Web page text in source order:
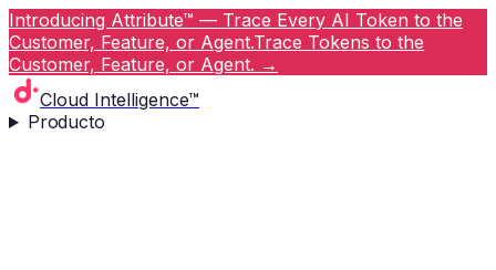
Introducing Attribute™ — Trace Every AI Token to the
Customer, Feature, or Agent.Trace Tokens to the
Customer, Feature, or Agent. →
Cloud Intelligence™
Producto